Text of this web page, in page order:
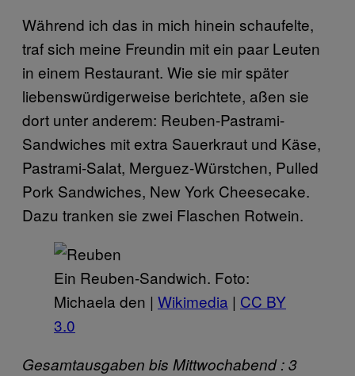
Während ich das in mich hinein schaufelte,
traf sich meine Freundin mit ein paar Leuten
in einem Restaurant. Wie sie mir später
liebenswürdigerweise berichtete, aßen sie
dort unter anderem: Reuben-Pastrami-
Sandwiches mit extra Sauerkraut und Käse,
Pastrami-Salat, Merguez-Würstchen, Pulled
Pork Sandwiches, New York Cheesecake.
Dazu tranken sie zwei Flaschen Rotwein.
Ein Reuben-Sandwich. Foto:
Michaela den | Wikimedia | CC BY
3.0
Gesamtausgaben bis Mittwochabend : 3